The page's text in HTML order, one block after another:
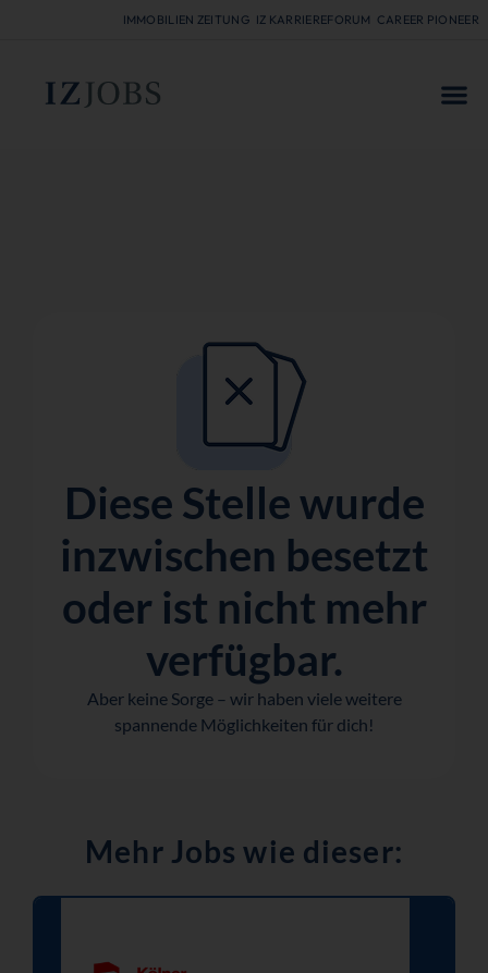
IMMOBILIEN ZEITUNG IZ KARRIEREFORUM CAREER PIONEER
Diese Stelle wurde
inzwischen besetzt
oder ist nicht mehr
verfügbar.
Aber keine Sorge – wir haben viele weitere
spannende Möglichkeiten für dich!
Mehr Jobs wie dieser: